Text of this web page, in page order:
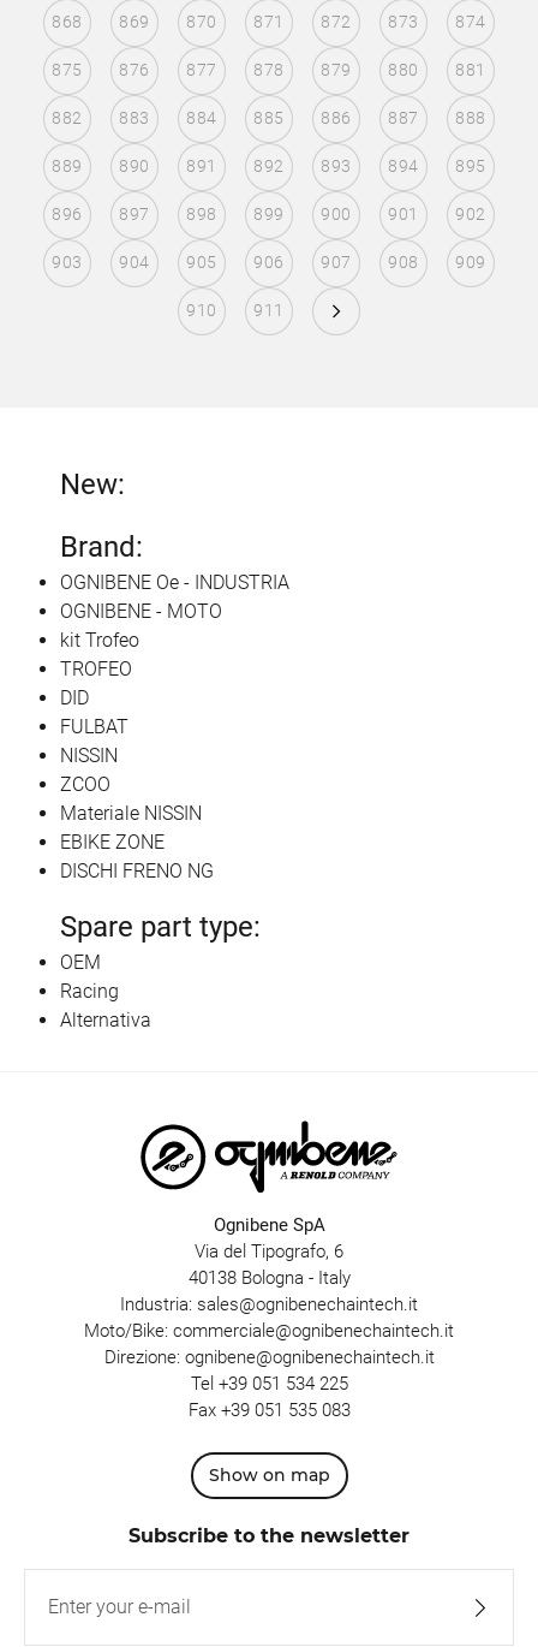
868 869 870 871 872 873 874
875 876 877 878 879 880 881
882 883 884 885 886 887 888
889 890 891 892 893 894 895
896 897 898 899 900 901 902
903 904 905 906 907 908 909
910 911
New:
Brand:
OGNIBENE Oe - INDUSTRIA
OGNIBENE - MOTO
kit Trofeo
TROFEO
DID
FULBAT
NISSIN
ZCOO
Materiale NISSIN
EBIKE ZONE
DISCHI FRENO NG
Spare part type:
OEM
Racing
Alternativa
Ognibene SpA
Via del Tipografo, 6
40138 Bologna - Italy
Industria: sales@ognibenechaintech.it
Moto/Bike: commerciale@ognibenechaintech.it
Direzione: ognibene@ognibenechaintech.it
Tel +39 051 534 225
Fax +39 051 535 083
Show on map
Subscribe to the newsletter